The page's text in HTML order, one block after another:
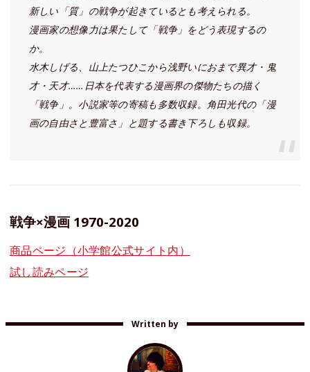
新しい「質」の戦争が起きているとも考えられる。
漫画家の想像力は果たして「戦争」をどう表現するの
か。
水木しげる、山上たつひこから浅野いにおまで異才・鬼
才・天才……日本を代表する漫画界の傑物たちの描く
「戦争」。小説家等の寄稿も多数収録。角田光代の「漫
画の自由さと豊富さ」と題する書き下ろしも収録。
戦争×漫画 1970-2020
商品ページ（小学館公式サイト内）
試し読みページ
Written by